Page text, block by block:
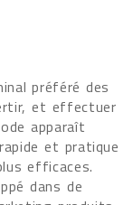
préféré des
et effectuer
apparaît
et pratique
efficaces.
dans de